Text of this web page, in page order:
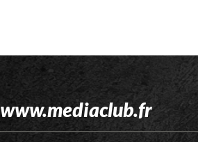
www.mediaclub.fr